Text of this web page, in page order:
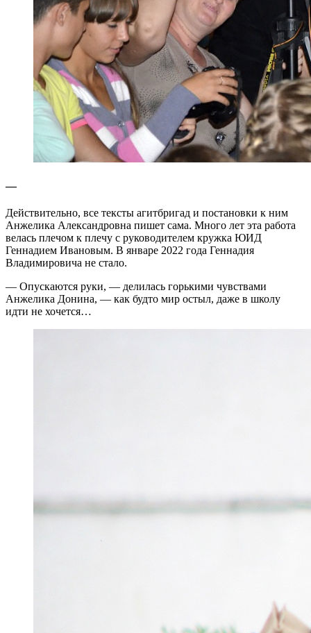
—
Действительно, все тексты агитбригад и постановки к ним
Анжелика Александровна пишет сама. Много лет эта работа
велась плечом к плечу с руководителем кружка ЮИД
Геннадием Ивановым. В январе 2022 года Геннадия
Владимировича не стало.
— Опускаются руки, — делилась горькими чувствами
Анжелика Донина, — как будто мир остыл, даже в школу
идти не хочется…